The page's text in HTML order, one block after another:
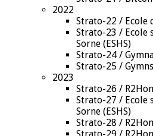
2022
Strato-22 / Ecole
Strato-23 / Ecole
Sorne (ESHS)
Strato-24 /
Strato-25 /
2023
Strato-26 /
Strato-27 / Ecole
Sorne (ESHS)
Strato-28 /